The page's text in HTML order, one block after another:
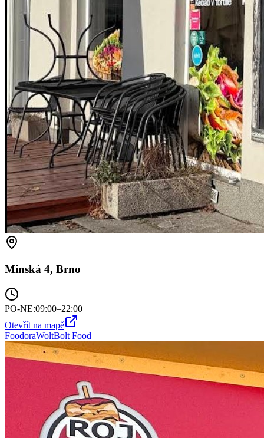
Minská 4, Brno
PO-NE:09:00–22:00
Otevřít na mapě
FoodoraWoltBolt Food